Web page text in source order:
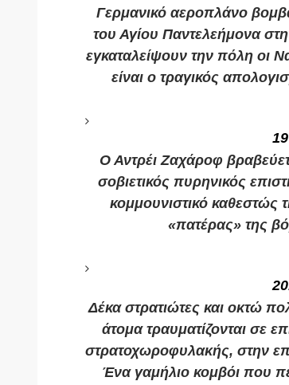
Γερμανικό αεροπλάνο
του Αγίου Παντελεήμονα
εγκαταλείψουν την πόλη οι
είναι ο τραγικός
Ο Αντρέι Ζαχάροφ
σοβιετικός πυρηνικός
κομμουνιστικό καθεστώς
«πατέρας» της
Δέκα στρατιώτες και οκτώ
άτομα τραυματίζονται σε
στρατοχωροφυλακής, στην
Ένα γαμήλιο κομβόι που